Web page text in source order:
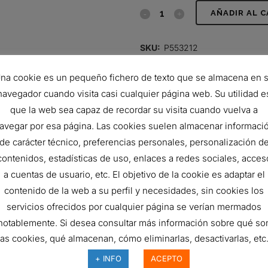
FILTRO
COMBUSTIBLE,
SPIN-
ON
SEPARADOR
DE
T
quantity
AÑADIR AL
SKU: P553212
DE COMBUSTIBLE,
ON SEPARADOR DE AGUA
cookie es un pequeño fichero de texto que se almacena en
cuando visita casi cualquier página web. Su utilidad
que la web sea capaz de recordar su visita cuando vuelva a
por esa página. Las cookies suelen almacenar
de carácter técnico, preferencias personales, personalización de
estadísticas de uso, enlaces a redes sociales,
a cuentas de usuario, etc. El objetivo de la cookie es adaptar el
contenido de la web a su perfil y necesidades, sin cookies los
servicios ofrecidos por cualquier página se verían mermados
Si desea consultar más información sobre qué
cookies, qué almacenan, cómo eliminarlas, desactivarlas,
+ INFO ACEPTO